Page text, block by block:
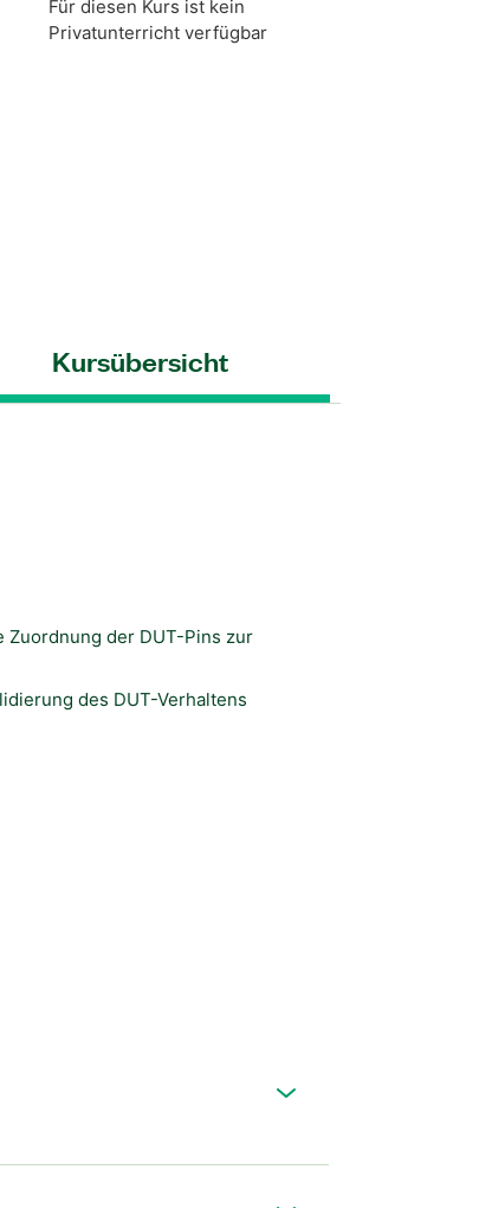
Für diesen Kurs ist kein
Privatunterricht verfügbar
Kursübersicht
Zuordnung der DUT-Pins zur
des DUT-Verhaltens